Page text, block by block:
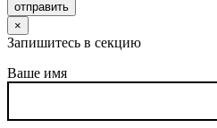
отправить
×
Запишитесь в секцию
Ваше имя